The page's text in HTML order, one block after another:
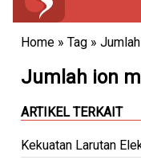
Home » Tag »
Jumlah ion
ARTIKEL TERKAIT
Kekuatan Larutan